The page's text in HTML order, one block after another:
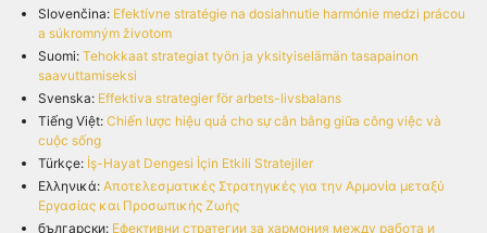
Slovenčina: Efektívne stratégie na dosiahnutie harmónie medzi prácou
a súkromným životom
Suomi: Tehokkaat strategiat työn ja yksityiselämän tasapainon
saavuttamiseksi
Svenska: Effektiva strategier för arbets-livsbalans
Tiếng Việt: Chiến lược hiệu quả cho sự cân bằng giữa công việc và
cuộc sống
Türkçe: İş-Hayat Dengesi İçin Etkili Stratejiler
Ελληνικά: Αποτελεσματικές Στρατηγικές για την Αρμονία μεταξύ
Εργασίας και Προσωπικής Ζωής
български: Ефективни стратегии за хармония между работа и